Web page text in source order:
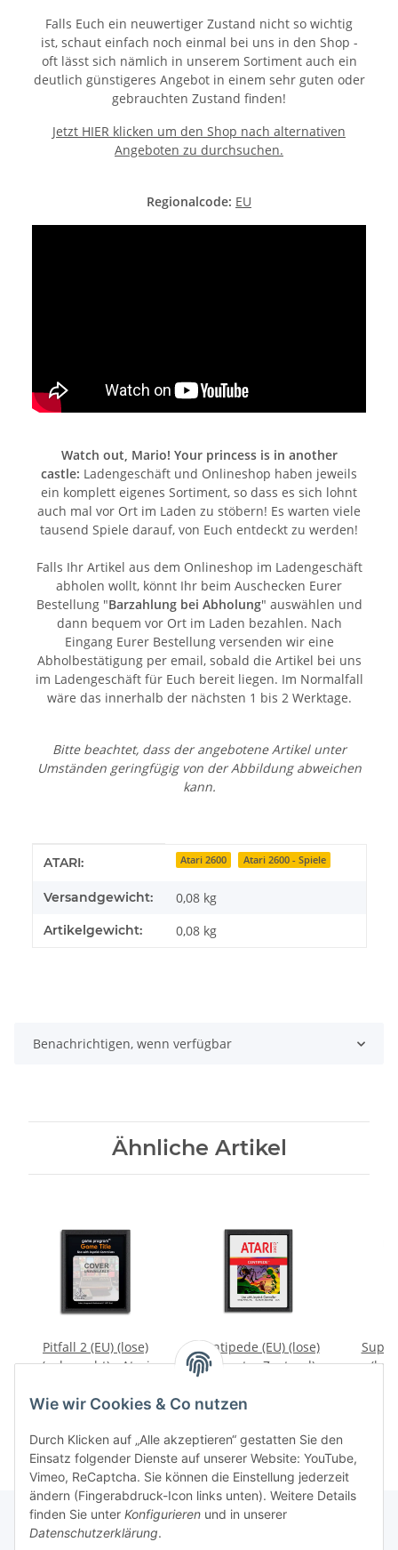
Wie wir Cookies & Co nutzen
Durch Klicken auf „Alle akzeptieren“ gestatten Sie den
Einsatz folgender Dienste auf unserer Website: YouTube,
Vimeo, ReCaptcha. Sie können die Einstellung jederzeit
ändern (Fingerabdruck-Icon links unten). Weitere Details
finden Sie unter Konfigurieren und in unserer
Datenschutzerklärung.
Falls Euch ein neuwertiger Zustand nicht so wichtig
ist, schaut einfach noch einmal bei uns in den Shop -
oft lässt sich nämlich in unserem Sortiment auch ein
deutlich günstigeres Angebot in einem sehr guten oder
gebrauchten Zustand finden!
Jetzt HIER klicken um den Shop nach alternativen
Angeboten zu durchsuchen.
Regionalcode: EU
Watch out, Mario! Your princess is in another
castle: Ladengeschäft und Onlineshop haben jeweils
ein komplett eigenes Sortiment, so dass es sich lohnt
auch mal vor Ort im Laden zu stöbern! Es warten viele
tausend Spiele darauf, von Euch entdeckt zu werden!
Falls Ihr Artikel aus dem Onlineshop im Ladengeschäft
abholen wollt, könnt Ihr beim Auschecken Eurer
Bestellung "Barzahlung bei Abholung" auswählen und
dann bequem vor Ort im Laden bezahlen. Nach
Eingang Eurer Bestellung versenden wir eine
Abholbestätigung per email, sobald die Artikel bei uns
im Ladengeschäft für Euch bereit liegen. Im Normalfall
wäre das innerhalb der nächsten 1 bis 2 Werktage.
Bitte beachtet, dass der angebotene Artikel unter
Umständen geringfügig von der Abbildung abweichen
kann.
Produkteigenschaft
Wert
ATARI: Atari 2600 Atari 2600 - Spiele
Versandgewicht: 0,08 kg
Artikelgewicht: 0,08 kg
Benachrichtigen, wenn verfügbar
Ähnliche Artikel
Pitfall 2 (EU) (lose)
(gebraucht) - Atari
Centipede (EU) (lose)
(sehr guter Zustand) -